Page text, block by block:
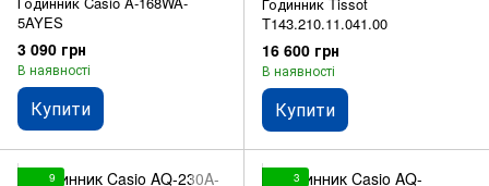
5AYES
3 090 грн
В наявності
Купити
T143.210.11.041.00
16 600 грн
В наявності
Купити
9
3